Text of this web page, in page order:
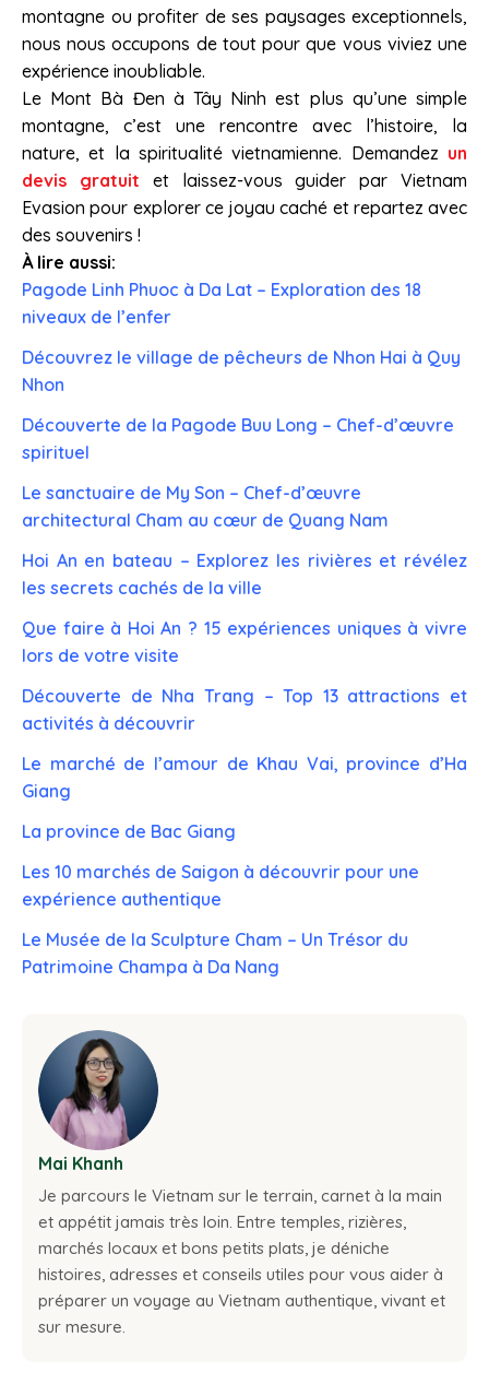
montagne ou profiter de ses paysages exceptionnels,
nous nous occupons de tout pour que vous viviez une
expérience inoubliable.
Le Mont Bà Đen à Tây Ninh est plus qu’une simple
montagne, c’est une rencontre avec l’histoire, la
nature, et la spiritualité vietnamienne. Demandez un
devis gratuit et laissez-vous guider par Vietnam
Evasion pour explorer ce joyau caché et repartez avec
des souvenirs !
À lire aussi:
Pagode Linh Phuoc à Da Lat – Exploration des 18
niveaux de l’enfer
Découvrez le village de pêcheurs de Nhon Hai à Quy
Nhon
Découverte de la Pagode Buu Long – Chef-d’œuvre
spirituel
Le sanctuaire de My Son – Chef-d’œuvre
architectural Cham au cœur de Quang Nam
Hoi An en bateau – Explorez les rivières et révélez
les secrets cachés de la ville
Que faire à Hoi An ? 15 expériences uniques à vivre
lors de votre visite
Découverte de Nha Trang – Top 13 attractions et
activités à découvrir
Le marché de l’amour de Khau Vai, province d’Ha
Giang
La province de Bac Giang
Les 10 marchés de Saigon à découvrir pour une
expérience authentique
Le Musée de la Sculpture Cham – Un Trésor du
Patrimoine Champa à Da Nang
Mai Khanh
Je parcours le Vietnam sur le terrain, carnet à la main
et appétit jamais très loin. Entre temples, rizières,
marchés locaux et bons petits plats, je déniche
histoires, adresses et conseils utiles pour vous aider à
préparer un voyage au Vietnam authentique, vivant et
sur mesure.